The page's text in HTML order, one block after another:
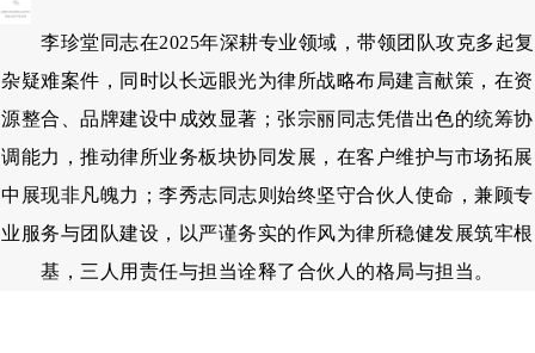
李珍堂同志在2025年深耕专业领域，带领团队攻克多起复
杂疑难案件，同时以长远眼光为律所战略布局建言献策，在资
源整合、品牌建设中成效显著；张宗丽同志凭借出色的统筹协
调能力，推动律所业务板块协同发展，在客户维护与市场拓展
中展现非凡魄力；李秀志同志则始终坚守合伙人使命，兼顾专
业服务与团队建设，以严谨务实的作风为律所稳健发展筑牢根
基，三人用责任与担当诠释了合伙人的格局与担当。